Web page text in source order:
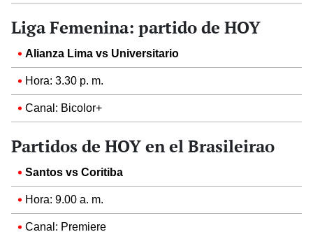
Liga Femenina: partido de HOY
Alianza Lima vs Universitario
Hora: 3.30 p. m.
Canal: Bicolor+
Partidos de HOY en el Brasileirao
Santos vs Coritiba
Hora: 9.00 a. m.
Canal: Premiere